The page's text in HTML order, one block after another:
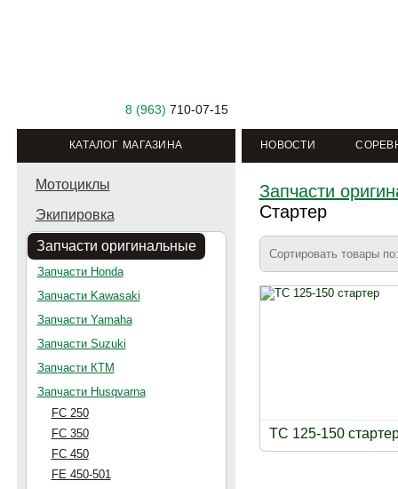
8 (963) 710-07-15
КАТАЛОГ МАГАЗИНА НОВОСТИ
Мотоциклы
Экипировка
Запчасти оригинальные
Запчасти Honda
Запчасти Kawasaki
Запчасти Yamaha
Запчасти Suzuki
Запчасти КТМ
Запчасти Husqvarna
FC 250
FC 350
FC 450
FE 450-501
Запчасти
Стартер
Сортировать товары
TC 125-150